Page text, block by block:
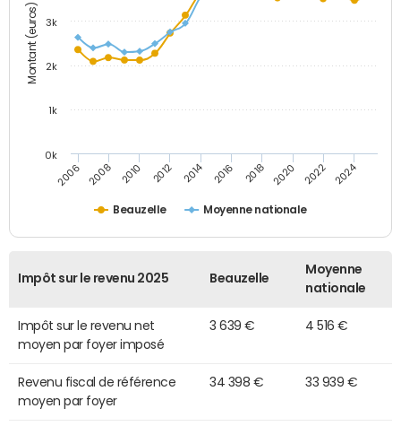
Montant (euros)
Beauzelle Moyenne nationale
2006 2008 2010 2012 2014 2016 2018 2020 2022 2024
0k
1k
2k
3k
Impôt sur le revenu 2025 Beauzelle
Moyenne
nationale
Impôt sur le revenu net
moyen par foyer imposé
3 639 € 4 516 €
Revenu fiscal de référence
moyen par foyer
34 398 € 33 939 €